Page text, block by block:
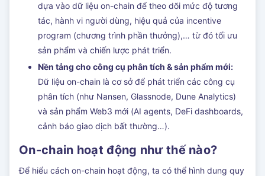
dựa vào dữ liệu on-chain để theo dõi mức độ tương
tác, hành vi người dùng, hiệu quả của incentive
program (chương trình phần thưởng),… từ đó tối ưu
sản phẩm và chiến lược phát triển.
Nền tảng cho công cụ phân tích & sản phẩm mới:
Dữ liệu on-chain là cơ sở để phát triển các công cụ
phân tích (như Nansen, Glassnode, Dune Analytics)
và sản phẩm Web3 mới (AI agents, DeFi dashboards,
cảnh báo giao dịch bất thường…).
On-chain hoạt động như thế nào?
Để hiểu cách on-chain hoạt động, ta có thể hình dung quy